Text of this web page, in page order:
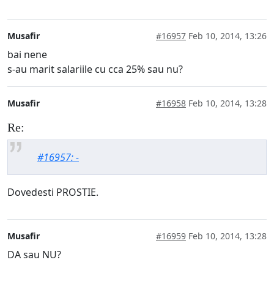
Musafir #16957 Feb 10, 2014, 13:26
bai nene
s-au marit salariile cu cca 25% sau nu?
Musafir #16958 Feb 10, 2014, 13:28
Re:
#16957: -
Dovedesti PROSTIE.
Musafir #16959 Feb 10, 2014, 13:28
DA sau NU?